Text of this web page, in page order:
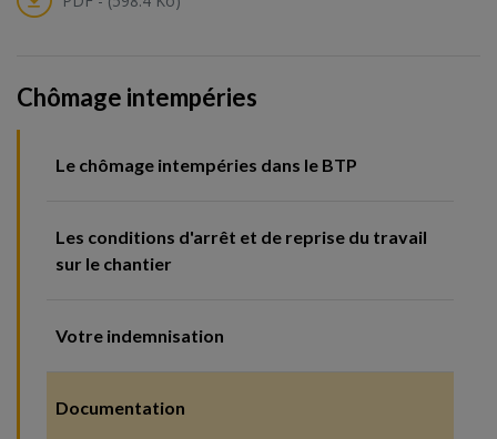
Chômage intempéries
Le chômage intempéries dans le BTP
Les conditions d'arrêt et de reprise du travail
sur le chantier
Votre indemnisation
Documentation